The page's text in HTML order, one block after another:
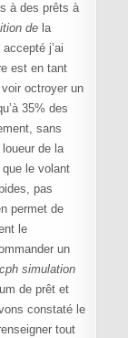
à des prêts à
dela
j’ai
est en tant
octroyer un
35% des
sans
de la
le volant
pas
permet de
le
un
simulation
de prêt et
constaté le
tout